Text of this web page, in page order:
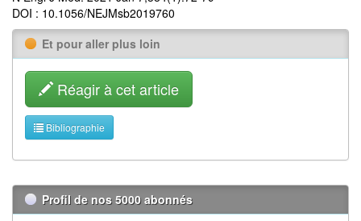
DOI : 10.1056/NEJMsb2019760
Et pour aller plus loin
Réagir à cet article
Bibliographie
Profil de nos 5000 abonnés